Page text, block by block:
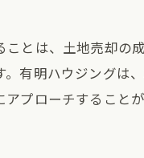
地域の特性を活
売却を成功させ
空き家や古家も安心
とは、土地売却
有明ハウジング
プローチすること